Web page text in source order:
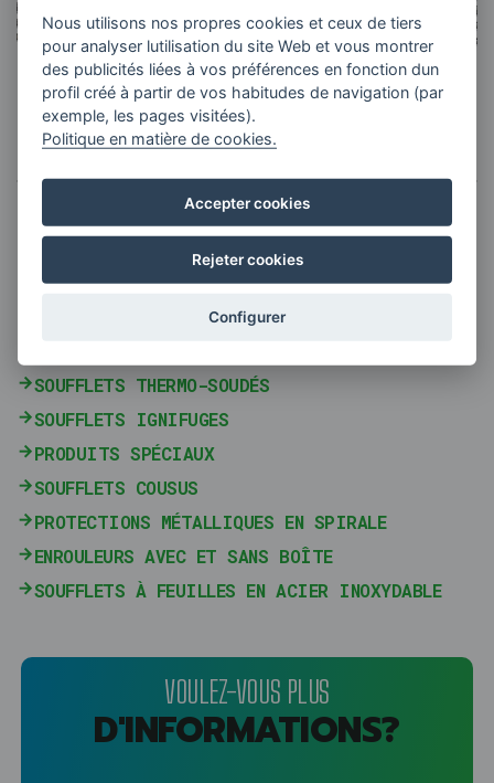
SOUFFLETS CIRCULAIRES
RACLEURS DE GLISSIÈRES
SOUFFLETS THERMO-SOUDÉS
SOUFFLETS IGNIFUGES
PRODUITS SPÉCIAUX
SOUFFLETS COUSUS
PROTECTIONS MÉTALLIQUES EN SPIRALE
ENROULEURS AVEC ET SANS BOÎTE
SOUFFLETS À FEUILLES EN ACIER INOXYDABLE
VOULEZ-VOUS PLUS
D'INFORMATIONS?
Nous utilisons nos propres cookies et ceux de tiers
pour analyser lutilisation du site Web et vous montrer
des publicités liées à vos préférences en fonction dun
profil créé à partir de vos habitudes de navigation (par
exemple, les pages visitées).
Politique en matière de cookies.
Accepter cookies
Rejeter cookies
Configurer